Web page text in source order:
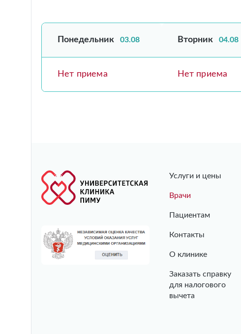
Понедельник 03.08
Нет приема
Вторник 04.08
Нет приема
Услуги и цены
Врачи
Пациентам
Контакты
О клинике
Заказать справку
для налогового
вычета